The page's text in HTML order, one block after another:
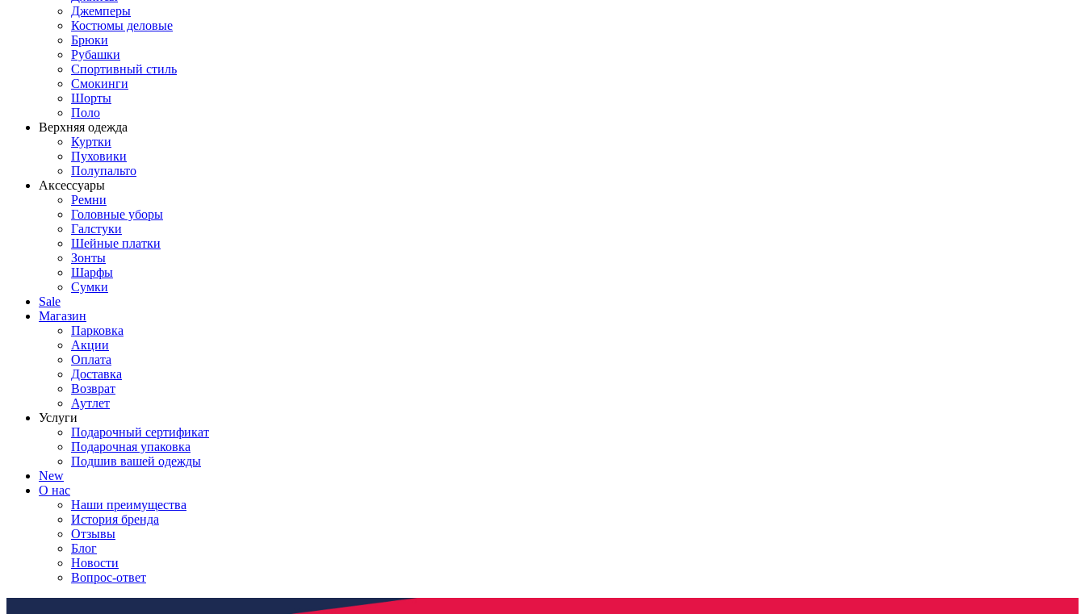
Джемперы
Костюмы деловые
Брюки
Рубашки
Спортивный стиль
Смокинги
Шорты
Поло
Верхняя одежда
Куртки
Пуховики
Полупальто
Аксессуары
Ремни
Головные уборы
Галстуки
Шейные платки
Зонты
Шарфы
Сумки
Sale
Магазин
Парковка
Акции
Оплата
Доставка
Возврат
Аутлет
Услуги
Подарочный сертификат
Подарочная упаковка
Подшив вашей одежды
New
О нас
Наши преимущества
История бренда
Отзывы
Блог
Новости
Вопрос-ответ